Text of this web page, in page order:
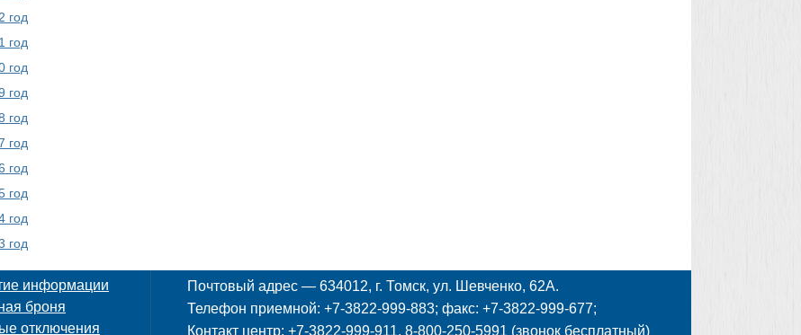
год
год
год
год
год
год
год
год
год
год
информации
броня
отключения
Почтовый адрес — 634012, г. Томск, ул. Шевченко, 62А.
Телефон приемной: +7-3822-999-883; факс: +7-3822-999-677;
Контакт центр: +7-3822-999-911, 8-800-250-5991 (звонок бесплатный)